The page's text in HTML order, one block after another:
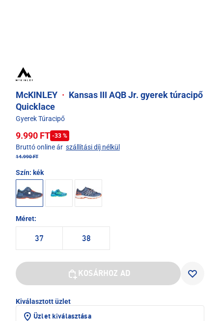
McKINLEY · Kansas III AQB Jr. gyerek túracipő
Quicklace
Gyerek Túracipő
9.990 FT -33 %
Bruttó online ár szállítási díj nélkül
14.990 FT
Szín: kék
Méret:
37 38
KOSÁRHOZ AD
Kiválasztott üzlet
Üzlet kiválasztása